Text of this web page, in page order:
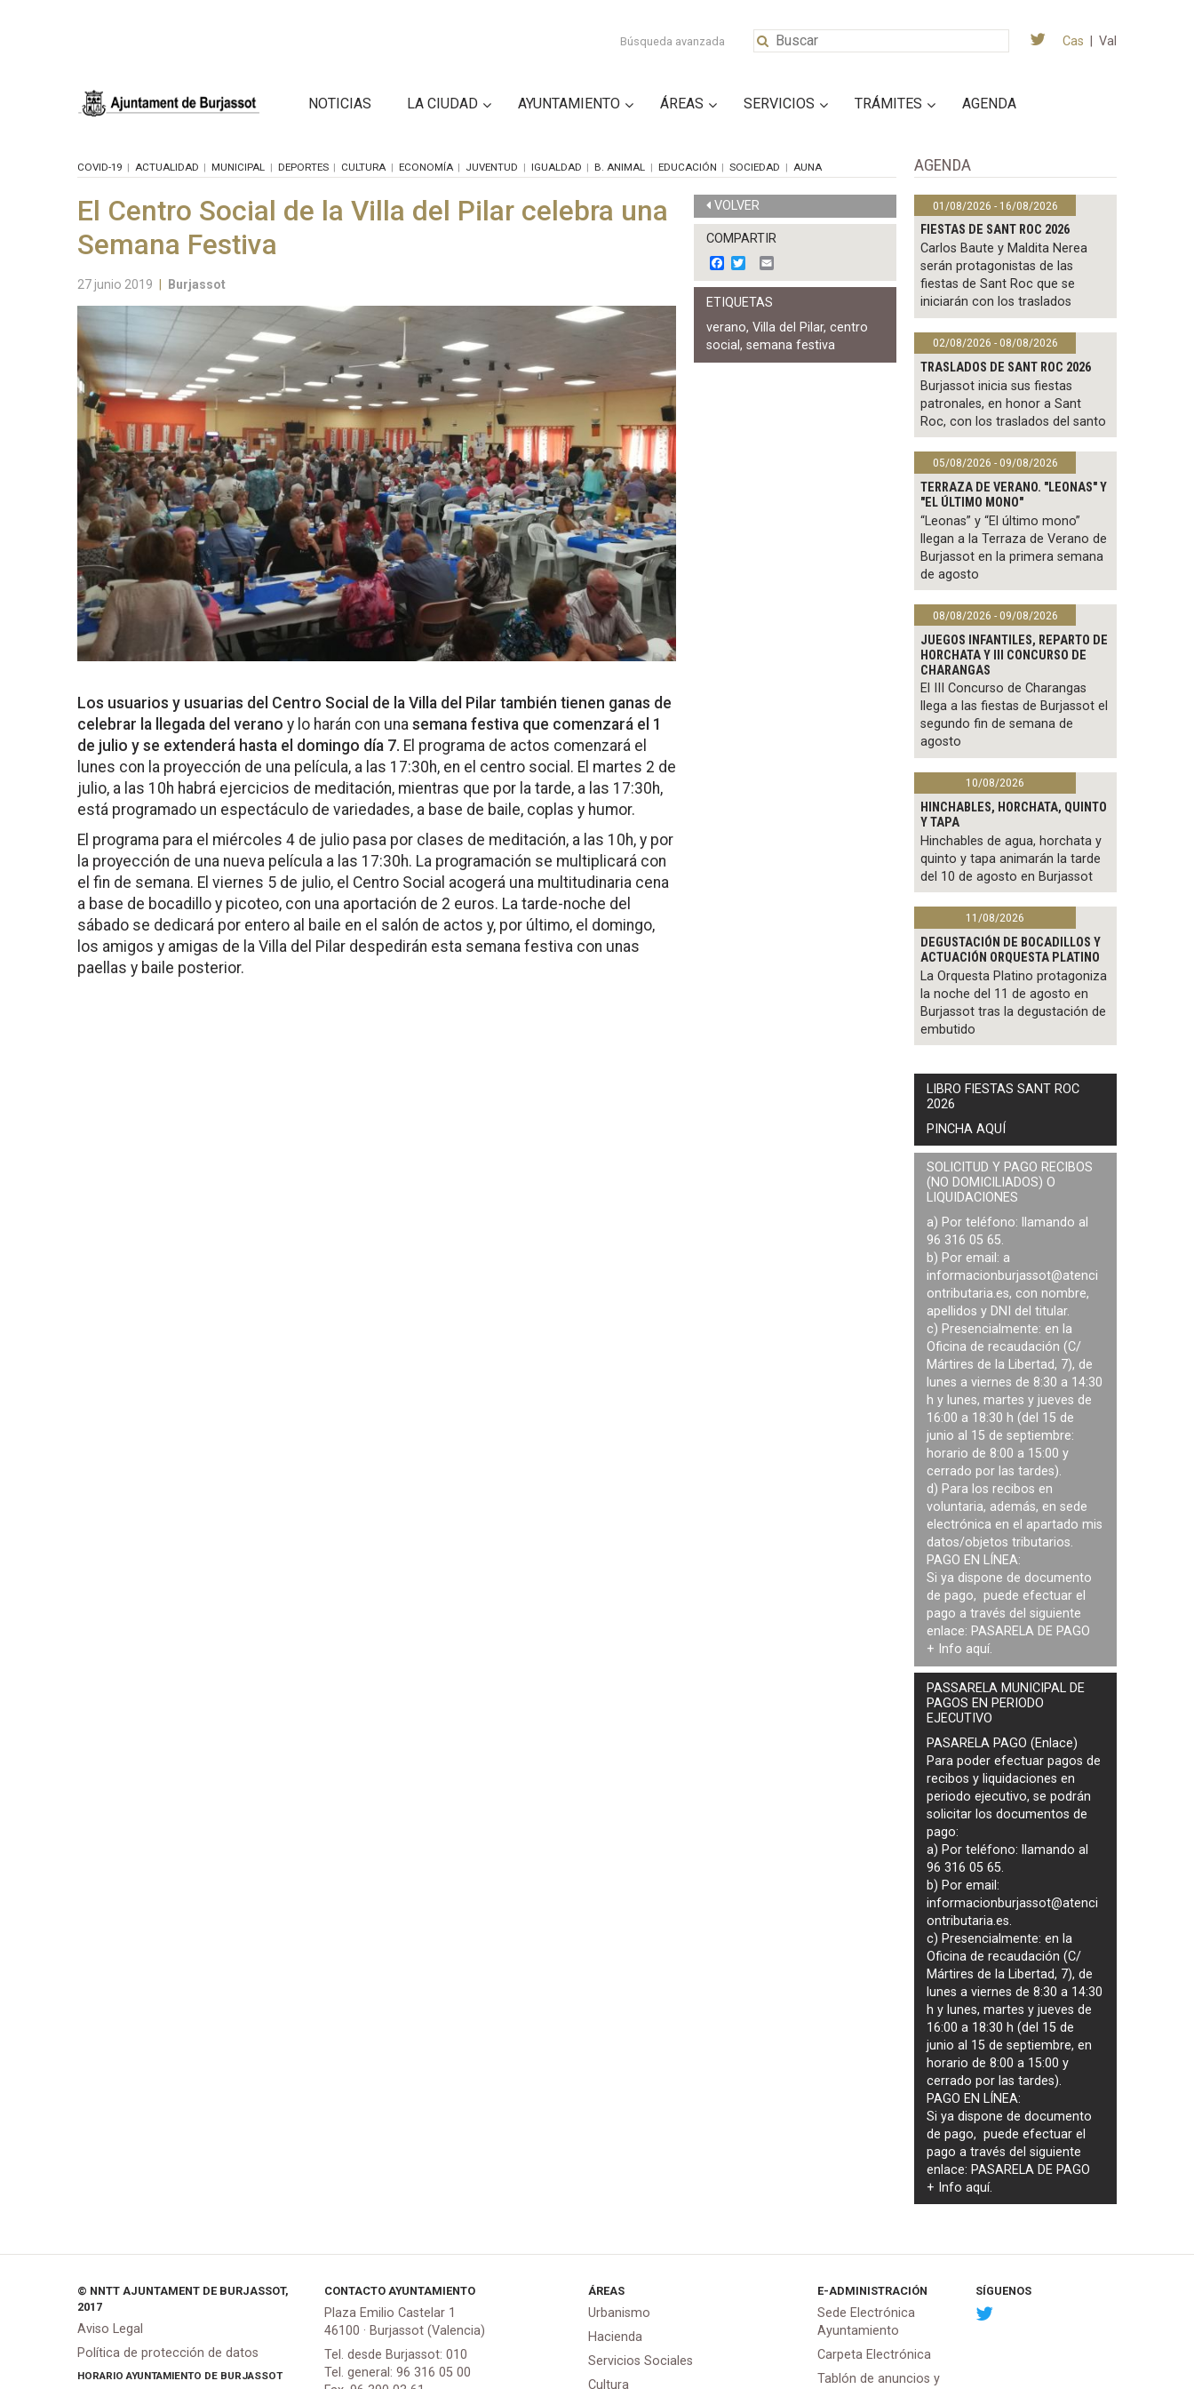
Búsqueda avanzada Cas Val
NOTICIAS LA CIUDAD AYUNTAMIENTO ÁREAS SERVICIOS TRÁMITES AGENDA
COVID-19 ACTUALIDAD MUNICIPAL DEPORTES CULTURA ECONOMÍA JUVENTUD IGUALDAD B. ANIMAL EDUCACIÓN SOCIEDAD AUNA
El Centro Social de la Villa del Pilar celebra una
Semana Festiva
27 junio 2019 Burjassot
Los usuarios y usuarias del Centro Social de la Villa del Pilar también tienen ganas de
celebrar la llegada del verano y lo harán con una semana festiva que comenzará el 1
de julio y se extenderá hasta el domingo día 7. El programa de actos comenzará el
lunes con la proyección de una película, a las 17:30h, en el centro social. El martes 2 de
julio, a las 10h habrá ejercicios de meditación, mientras que por la tarde, a las 17:30h,
está programado un espectáculo de variedades, a base de baile, coplas y humor.
El programa para el miércoles 4 de julio pasa por clases de meditación, a las 10h, y por
la proyección de una nueva película a las 17:30h. La programación se multiplicará con
el fin de semana. El viernes 5 de julio, el Centro Social acogerá una multitudinaria cena
a base de bocadillo y picoteo, con una aportación de 2 euros. La tarde-noche del
sábado se dedicará por entero al baile en el salón de actos y, por último, el domingo,
los amigos y amigas de la Villa del Pilar despedirán esta semana festiva con unas
paellas y baile posterior.
VOLVER
COMPARTIR
F
a
c
e
o
o
k
w
i
t
e
r
m
a
ETIQUETAS
verano,Villa del Pilar,centro
social,semana festiva
AGENDA
01/08/2026 - 16/08/2026
FIESTAS DE SANT ROC 2026
Carlos Baute y Maldita Nerea
serán protagonistas de las
fiestas de Sant Roc que se
iniciarán con los traslados
02/08/2026 - 08/08/2026
TRASLADOS DE SANT ROC 2026
Burjassot inicia sus fiestas
patronales, en honor a Sant
Roc, con los traslados del santo
05/08/2026 - 09/08/2026
TERRAZA DE VERANO. "LEONAS" Y
"EL ÚLTIMO MONO"
“Leonas” y “El último mono”
llegan a la Terraza de Verano de
Burjassot en la primera semana
de agosto
08/08/2026 - 09/08/2026
JUEGOS INFANTILES, REPARTO DE
HORCHATA Y III CONCURSO DE
CHARANGAS
El III Concurso de Charangas
llega a las fiestas de Burjassot el
segundo fin de semana de
agosto
10/08/2026
HINCHABLES, HORCHATA, QUINTO
Y TAPA
Hinchables de agua, horchata y
quinto y tapa animarán la tarde
del 10 de agosto en Burjassot
11/08/2026
DEGUSTACIÓN DE BOCADILLOS Y
ACTUACIÓN ORQUESTA PLATINO
La Orquesta Platino protagoniza
la noche del 11 de agosto en
Burjassot tras la degustación de
embutido
LIBRO FIESTAS SANT ROC
2026
PINCHA AQUÍ
SOLICITUD Y PAGO RECIBOS
(NO DOMICILIADOS) O
LIQUIDACIONES
a) Por teléfono: llamando al
96 316 05 65.
b) Por email: a
informacionburjassot@atenci
ontributaria.es, con nombre,
apellidos y DNI del titular.
c) Presencialmente: en la
Oficina de recaudación (C/
Mártires de la Libertad, 7), de
lunes a viernes de 8:30 a 14:30
h y lunes, martes y jueves de
16:00 a 18:30 h (del 15 de
junio al 15 de septiembre:
horario de 8:00 a 15:00 y
cerrado por las tardes).
d) Para los recibos en
voluntaria, además, en sede
electrónica en el apartado mis
datos/objetos tributarios.
PAGO EN LÍNEA:
Si ya dispone de documento
de pago, puede efectuar el
pago a través del siguiente
enlace: PASARELA DE PAGO
+ Info aquí.
PASSARELA MUNICIPAL DE
PAGOS EN PERIODO
EJECUTIVO
PASARELA PAGO (Enlace)
Para poder efectuar pagos de
recibos y liquidaciones en
periodo ejecutivo, se podrán
solicitar los documentos de
pago:
a) Por teléfono: llamando al
96 316 05 65.
b) Por email:
informacionburjassot@atenci
ontributaria.es.
c) Presencialmente: en la
Oficina de recaudación (C/
Mártires de la Libertad, 7), de
lunes a viernes de 8:30 a 14:30
h y lunes, martes y jueves de
16:00 a 18:30 h (del 15 de
junio al 15 de septiembre, en
horario de 8:00 a 15:00 y
cerrado por las tardes).
PAGO EN LÍNEA:
Si ya dispone de documento
de pago, puede efectuar el
pago a través del siguiente
enlace: PASARELA DE PAGO
+ Infoaquí.
© NNTT AJUNTAMENT DE BURJASSOT,
2017
Aviso Legal
Política de protección de datos
HORARIO AYUNTAMIENTO DE BURJASSOT
CONTACTO AYUNTAMIENTO
Plaza Emilio Castelar 1
46100 · Burjassot (Valencia)
Tel. desde Burjassot: 010
Tel. general: 96 316 05 00
ÁREAS
Urbanismo
Hacienda
Servicios Sociales
Cultura
E-ADMINISTRACIÓN
Sede Electrónica
Ayuntamiento
Carpeta Electrónica
Tablón de anuncios y
SÍGUENOS